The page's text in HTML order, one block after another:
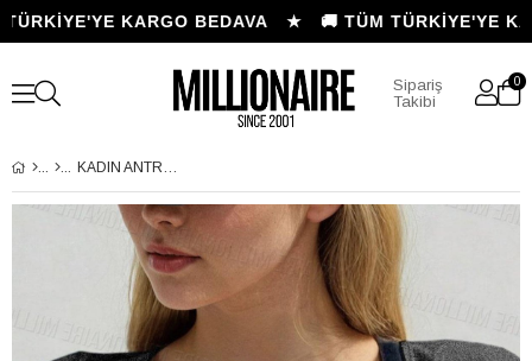
KARGO BEDAVA ★🚚 TÜM TÜRKİYE'YE
Sipariş
Takibi
0
KADIN ANTRASIT U YAKA KISA KOLLU FITILLI KAŞKORSE BLUZ BODY